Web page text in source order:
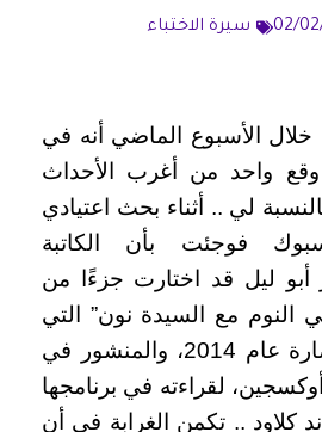
02/ سيرة الاختباء
الأسبوع الماضي أنه في
يناير عام 2016 وقع واحد من أغرب الأحداث
لي .. أثناء بحث اعتيادي
فوجئت بأن الكاتبة
أبو ليل قد اختارت جزءًا من
النوم مع السيدة نون” التي
أصدرتها دار الحضارة عام 2014، والمنشور في
بمجلة أوكسجين، لقراءته في برنامجها
كلاود .. تكمن الغرابة في أن